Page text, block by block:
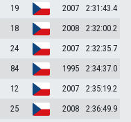
19 2007
2:31:43.4
18 2008
2:32:00.2
24 2007
2:32:35.7
84 1995
2:34:37.0
12 2007
2:35:19.2
25 2008
2:36:49.9